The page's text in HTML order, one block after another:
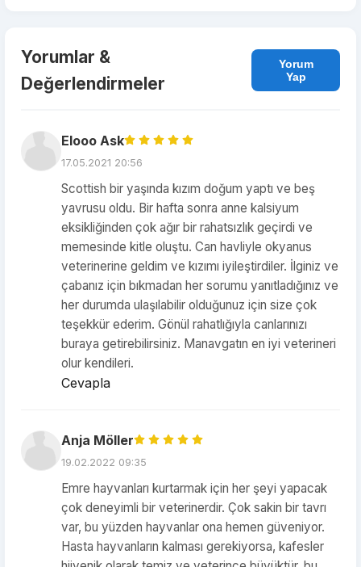
Yorumlar &
Değerlendirmeler
Yorum
Yap
Elooo Ask
17.05.2021 20:56
Scottish bir yaşında kızım doğum yaptı ve beş
yavrusu oldu. Bir hafta sonra anne kalsiyum
eksikliğinden çok ağır bir rahatsızlık geçirdi ve
memesinde kitle oluştu. Can havliyle okyanus
veterinerine geldim ve kızımı iyileştirdiler. İlginiz ve
çabanız için bıkmadan her sorumu yanıtladığınız ve
her durumda ulaşılabilir olduğunuz için size çok
teşekkür ederim. Gönül rahatlığıyla canlarınızı
buraya getirebilirsiniz. Manavgatın en iyi veterineri
olur kendileri.
Cevapla
Anja Möller
19.02.2022 09:35
Emre hayvanları kurtarmak için her şeyi yapacak
çok deneyimli bir veterinerdir. Çok sakin bir tavrı
var, bu yüzden hayvanlar ona hemen güveniyor.
Hasta hayvanların kalması gerekiyorsa, kafesler